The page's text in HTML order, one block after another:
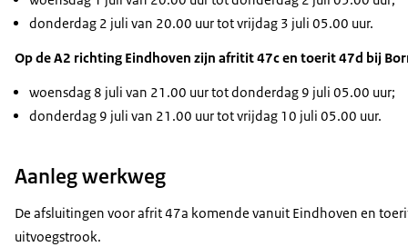
donderdag 2 juli van 20.00 uur tot vrijdag 3 juli 05.00 uur.
Op de A2 richting Eindhoven zijn afritit 47c en toerit 47d bij
woensdag 8 juli van 21.00 uur tot donderdag 9 juli 05.00 uur;
donderdag 9 juli van 21.00 uur tot vrijdag 10 juli 05.00 uur.
Aanleg werkweg
De afsluitingen voor afrit 47a komende vanuit Eindhoven en
uitvoegstrook.